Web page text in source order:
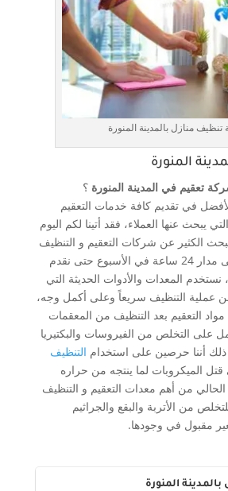
منازل بالمدينة المنورة
المنورة
تعقيم في المدينة المنورة ؟
في تقديم كافة خدمات التعقيم
يبحث عنها العملاء، فقد أتينا لكم اليوم
الكثير عن شركات التعقيم و التنظيف
لأننا في خدماتكم على مدار 24 ساعة في الأسبوع حتى نقدم
المعدات والأدوات الحديثة التي
عملية التنظيف سريعاً وعلى أكمل وجه،
مواد التعقيم بعد التنظيف من المعقمات
على التخلص من الفيروسات والبكتيريا
أننا حرصين على استخدام التنظيف
الميكروبات لما ينتجه من حراره
من أهم معدات التعقيم و التنظيف
من الأتربة والبقع والجراثيم
مقبول في وجودها.
المنورة